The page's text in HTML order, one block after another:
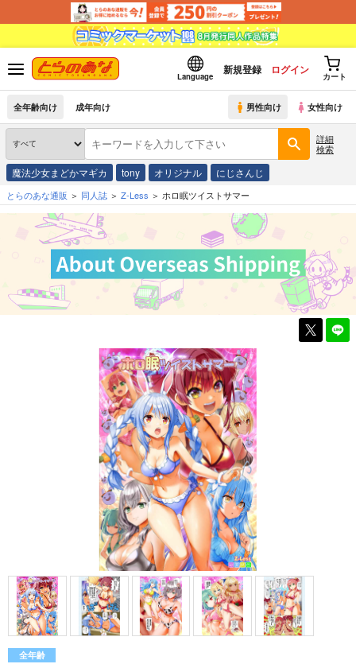
Language
新規登録 ログイン
カート
全年齢向け 成年向け 男性向け 女性向け
詳細
検索
魔法少女まどかマギカ tony オリジナル にじさんじ
とらのあな通販 同人誌 Z-Less ホロ眠ツイストサマー
全年齢